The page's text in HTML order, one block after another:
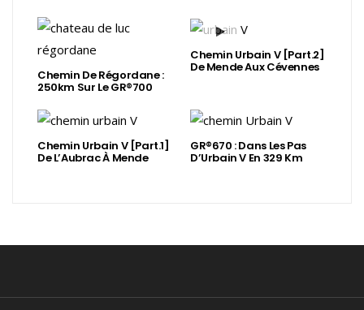
Chemin De Régordane :
250km Sur Le GR®700
Chemin Urbain V [Part.2]
De Mende Aux Cévennes
Chemin Urbain V [Part.1]
De L’Aubrac À Mende
GR®670 : Dans Les Pas
D’Urbain V En 329 Km